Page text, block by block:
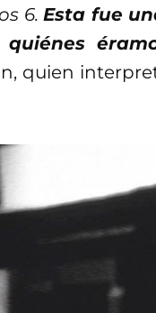
6.Esta fue
quien